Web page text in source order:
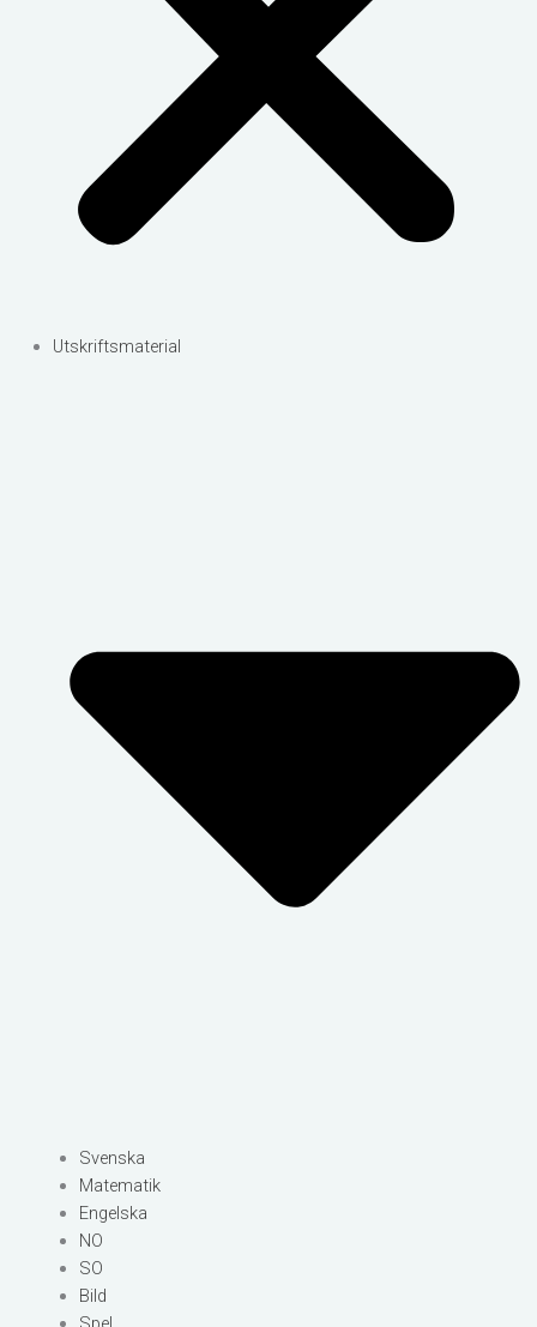
Utskriftsmaterial
Svenska
Matematik
Engelska
NO
SO
Bild